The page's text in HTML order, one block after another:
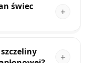
świec